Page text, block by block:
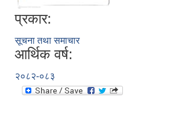
प्रकार:
सूचना तथा समाचार
आर्थिक वर्ष:
२०८२-०८३